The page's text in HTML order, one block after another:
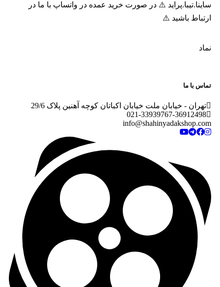
ساینا.تیبا.پراید ⚠️ در صورت خرید عمده در واتساپ با ما در
ارتباط باشید ⚠️
نماد
تماس با ما
تهران - خیابان ملت خیابان اکباتان کوچه آهنین پلاک 29/6
021-33939767-36912498
info@shahinyadakshop.com